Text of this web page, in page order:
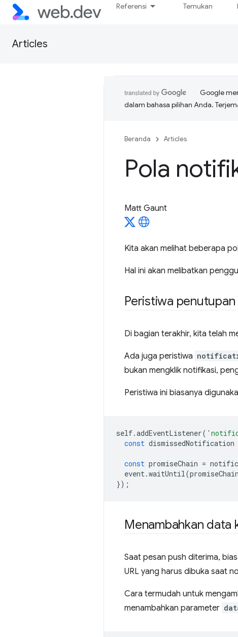
Referensi Temukan
Articles
Google
dalam bahasa pilihan Anda.
Beranda Articles
Pola
Matt Gaunt
Kita akan melihat beberapa
Hal ini akan melibatkan
Peristiwa
Di bagian terakhir, kita telah
Ada juga peristiwa
bukan mengklik notifikasi,
Peristiwa ini biasanya
self.addEventListener(
const dismissedNotification
const promiseChain =
event.waitUntil(promiseChain
});
Menambahkan data
Saat pesan push diterima,
URL yang harus dibuka saat
Cara termudah untuk
menambahkan parameter